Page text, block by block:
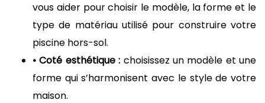
vous aider pour choisir le modèle, la forme et le
type de matériau utilisé pour construire votre
piscine hors-sol.
• Coté esthétique : choisissez un modèle et une
forme qui s’harmonisent avec le style de votre
maison.